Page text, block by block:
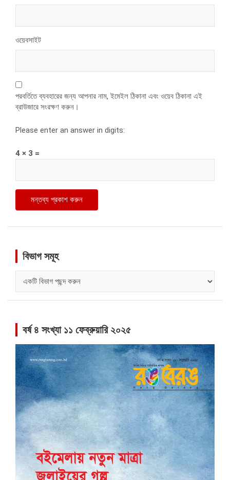
ওয়েবসাইট
পরবর্তিতে ব্যবহারের জন্য আপনার নাম, ইমেইল ঠিকানা এবং ওয়েব ঠিকানা এই
ব্রাউজারে সংরক্ষণ করুন।
Please enter an answer in digits:
4 × 3 =
বিভাগ সমূহ
সমূহ
বর্ষ ৪ সংখ্যা ১১ ফেব্রুয়ারি ২০২৫